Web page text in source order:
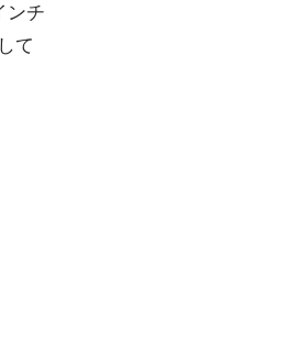
ンチ
て